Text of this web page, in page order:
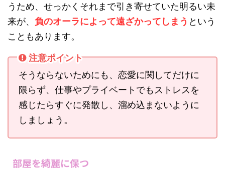
うため、せっかくそれまで引き寄せていた明るい未
来が、 負のオーラによって遠ざかってしまう という
こともあります。
注意ポイント
そうならないためにも、恋愛に関してだけに
限らず、仕事やプライベートでもストレスを
感じたらすぐに発散し、溜め込まないように
しましょう。
部屋を綺麗に保つ